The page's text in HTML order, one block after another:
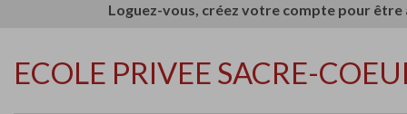
Loguez-vous, créez votre compte pour
ECOLE PRIVEE SACRE-